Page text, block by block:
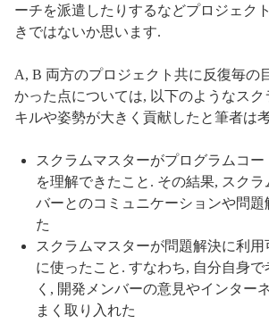
ーチを派遣したりするなどプロジェク
きではないか思います.
A, B 両方のプロジェクト共に反復毎の
かった点については, 以下のようなスク
キルや姿勢が大きく貢献したと筆者は
スクラムマスターがプログラムコー
を理解できたこと. その結果, スク
バーとのコミュニケーションや問題
た
スクラムマスターが問題解決に利
に使ったこと. すなわち, 自分自身
く, 開発メンバーの意見やインター
まく取り入れた